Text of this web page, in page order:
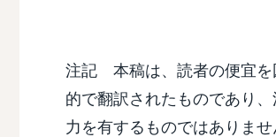
注記 本稿は、読者の便宜を
的で翻訳されたものであり、
力を有するものではありませ